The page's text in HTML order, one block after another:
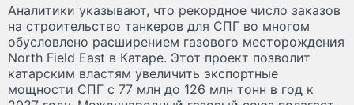
Аналитики указывают, что рекордное число заказов
на строительство танкеров для СПГ во многом
обусловлено расширением газового месторождения
North Field East в Катаре. Этот проект позволит
катарским властям увеличить экспортные
мощности СПГ с 77 млн до 126 млн тонн в год к